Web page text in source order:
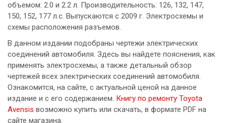
объемом: 2.0 и 2.2 л. Производительность: 126, 132, 147,
150, 152, 177 л.с. Выпускаются с 2009 г. Электросхемы и
схемы расположения разъемов.
В данном издании подобраны чертежи электрических
соединений автомобиля. Здесь вы найдете пояснения, как
применять электросхемы, а также детальный обзор
чертежей всех электрических соединений автомобиля.
Ознакомится, на сайте, с актуальной ценой на данное
издание и с его содержанием. Книгу по ремонту Toyota
Avensis возможно купить или скачать, в формате PDF на
сайте магазина.